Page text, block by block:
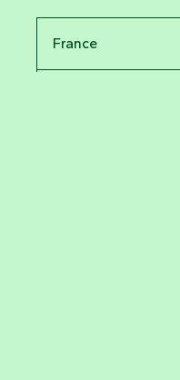
France